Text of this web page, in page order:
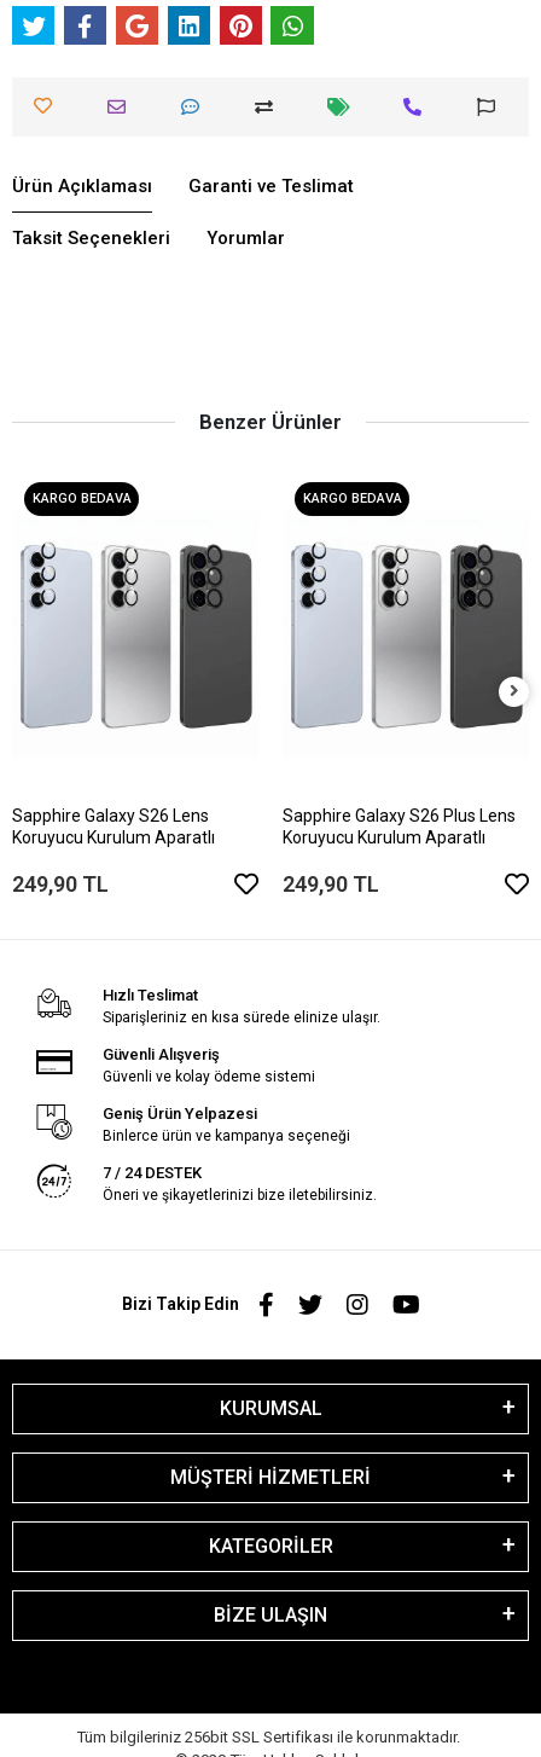
Ürün Açıklaması Garanti ve Teslimat
Taksit Seçenekleri Yorumlar
Benzer Ürünler
KARGO BEDAVA
Sapphire Galaxy S26 Lens
Koruyucu Kurulum Aparatlı
249,90 TL
KARGO BEDAVA
Sapphire Galaxy S26 Plus Lens
Koruyucu Kurulum Aparatlı
249,90 TL
Hızlı Teslimat
Siparişleriniz en kısa sürede elinize ulaşır.
Güvenli Alışveriş
Güvenli ve kolay ödeme sistemi
Geniş Ürün Yelpazesi
Binlerce ürün ve kampanya seçeneği
7 / 24 DESTEK
Öneri ve şikayetlerinizi bize iletebilirsiniz.
Bizi Takip Edin
KURUMSAL
MÜŞTERİ HİZMETLERİ
KATEGORİLER
BİZE ULAŞIN
Tüm bilgileriniz 256bit SSL Sertifikası ile korunmaktadır.